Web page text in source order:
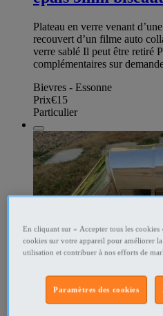
Plateau en verre venant
recouvert d’un filme auto
verre sablé Il peut être retiré
complémentaires sur
Bievres - Essonne
Prix€15
Particulier
347773323
En cliquant sur « Accepter tous les cookies
cookies sur votre appareil pour améliorer
utilisation et contribuer à nos efforts de
Paramètres des cookies